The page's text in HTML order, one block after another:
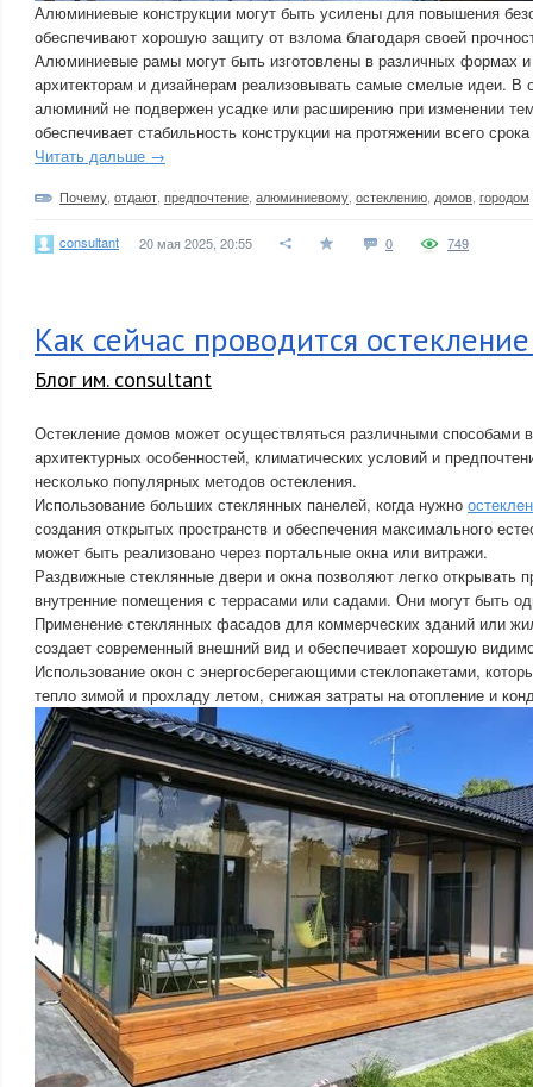
Алюминиевые конструкции могут быть усилены для повышения
обеспечивают хорошую защиту от взлома благодаря своей
Алюминиевые рамы могут быть изготовлены в различных формах и
архитекторам и дизайнерам реализовывать самые смелые идеи. В
алюминий не подвержен усадке или расширению при изменении
обеспечивает стабильность конструкции на протяжении всего
Читать дальше →
Почему отдают предпочтение алюминиевому остеклению домов городом
consultant 20 мая 2025, 20:55 0 749
Как сейчас проводится
Блог им. consultant
Остекление домов может осуществляться различными способами
архитектурных особенностей, климатических условий и
несколько популярных методов остекления.
Использование больших стеклянных панелей, когда нужно
создания открытых пространств и обеспечения максимального
может быть реализовано через портальные окна или витражи.
Раздвижные стеклянные двери и окна позволяют легко открывать
внутренние помещения с террасами или садами. Они могут быть
Применение стеклянных фасадов для коммерческих зданий или
создает современный внешний вид и обеспечивает хорошую
Использование окон с энергосберегающими стеклопакетами,
тепло зимой и прохладу летом, снижая затраты на отопление и